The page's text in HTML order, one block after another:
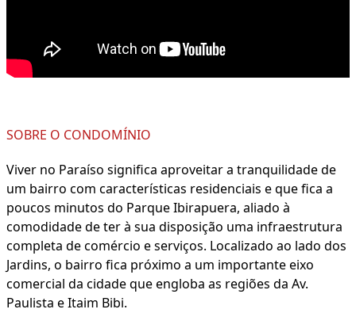
SOBRE O CONDOMÍNIO
Viver no Paraíso significa aproveitar a tranquilidade de
um bairro com características residenciais e que fica a
poucos minutos do Parque Ibirapuera, aliado à
comodidade de ter à sua disposição uma infraestrutura
completa de comércio e serviços. Localizado ao lado dos
Jardins, o bairro fica próximo a um importante eixo
comercial da cidade que engloba as regiões da Av.
Paulista e Itaim Bibi.